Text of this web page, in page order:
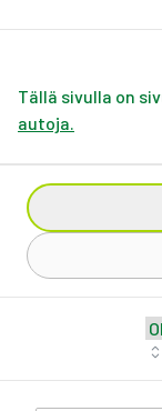
Tällä sivulla on
autoja.